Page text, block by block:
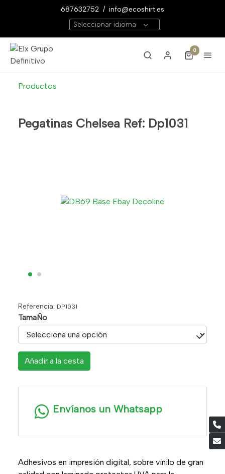
687632752 / info@ecoshirt.es
Seleccionar idioma
0
Productos
Pegatinas Chelsea Ref: Dp1031
Referencia: DP1031
TamaÑo
Añadir a la cesta
Envíanos un Whatsapp
Adhesivos en impresión digital, sobre vinilo de gran